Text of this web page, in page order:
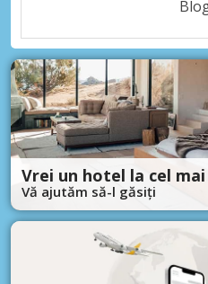
Vrei un hotel la cel
Vă ajutăm să-l găsiți